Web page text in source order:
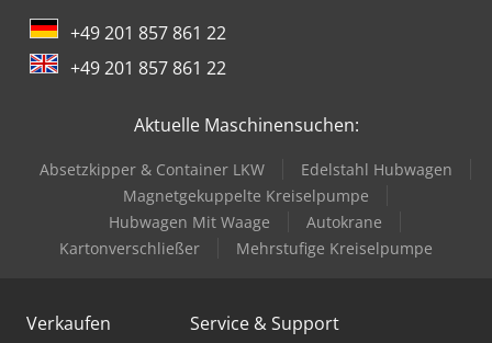
Maschinendimensionen X/Y/Z: ca.
1850mm/1000mm/2100mm, Gewicht: ca. 1800kg. Inklusive
4 Anhänger. Dokumentation vorhanden. Eine Besichtigung
+49 201 857 861 22
+49 201 857 861 22
Aktuelle Maschinensuchen:
Absetzkipper & Container LKW
Edelstahl Hubwagen
Magnetgekuppelte Kreiselpumpe
Hubwagen Mit Waage
Autokrane
Kartonverschließer
Mehrstufige Kreiselpumpe
Verkaufen Service & Support